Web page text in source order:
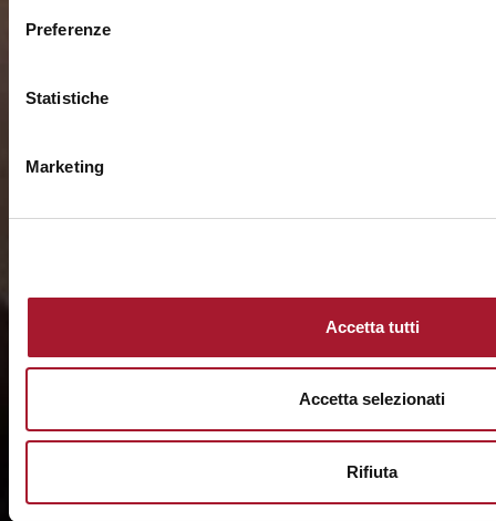
Preferenze
Statistiche
Marketing
Accetta tutti
Accetta selezionati
Rifiuta